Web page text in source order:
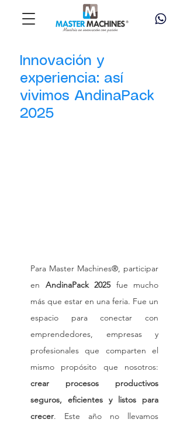
Innovación y
experiencia: así
vivimos AndinaPack
2025
Para Master Machines®, participar
en AndinaPack 2025 fue mucho
más que estar en una feria. Fue un
espacio para conectar con
emprendedores, empresas y
profesionales que comparten el
crear procesos productivos
seguros, eficientes y listos para
crecer. Este año no llevamos